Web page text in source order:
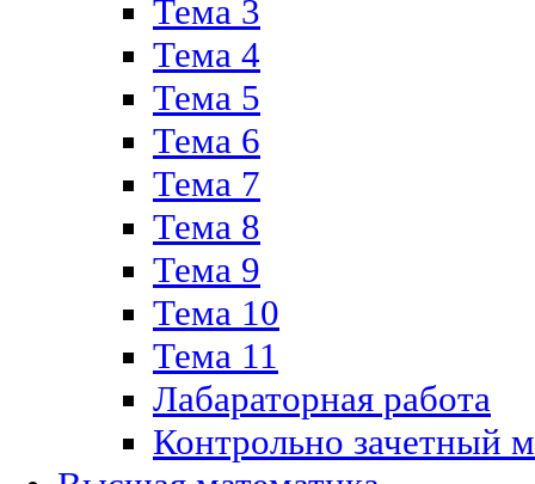
Тема 3
Тема 4
Тема 5
Тема 6
Тема 7
Тема 8
Тема 9
Тема 10
Тема 11
Лабараторная работа
Контрольно зачетный